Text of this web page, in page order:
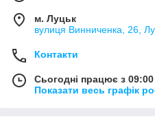
м. Луцьк
вулиця Винниченка, 26,
Контакти
Сьогодні працює з
Показати весь графік